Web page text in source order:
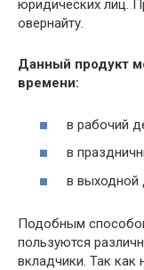
юридических лиц.
овернайту.
Данный продукт
времени:
в рабочий
в
в выходной
Подобным
пользуются
вкладчики. Так как